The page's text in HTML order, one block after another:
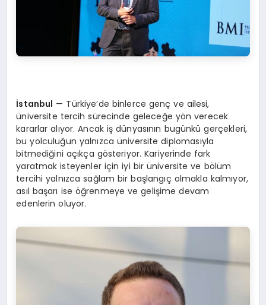
İstanbul — Türkiye’de binlerce genç ve ailesi,
üniversite tercih sürecinde geleceğe yön verecek
kararlar alıyor. Ancak iş dünyasının bugünkü gerçekleri,
bu yolculuğun yalnızca üniversite diplomasıyla
bitmediğini açıkça gösteriyor. Kariyerinde fark
yaratmak isteyenler için iyi bir üniversite ve bölüm
tercihi yalnızca sağlam bir başlangıç olmakla kalmıyor,
asıl başarı ise öğrenmeye ve gelişime devam
edenlerin oluyor.